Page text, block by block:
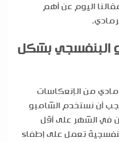
اليوم عن أهم
البنفسجي بشكل
من الإنعكاسات
أن نستخدم الشامبو
في الشهر على أقل
تعمل على إطفاء